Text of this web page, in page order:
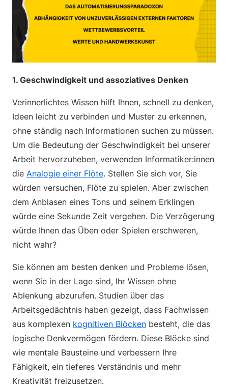
1. Geschwindigkeit und assoziatives Denken
Verinnerlichtes Wissen hilft Ihnen, schnell zu denken,
Ideen leicht zu verbinden und Muster zu erkennen,
ohne ständig nach Informationen suchen zu müssen.
Um die Bedeutung der Geschwindigkeit bei unserer
Arbeit hervorzuheben, verwenden Informatiker:innen
die Analogie einer Flöte. Stellen Sie sich vor, Sie
würden versuchen, Flöte zu spielen. Aber zwischen
dem Anblasen eines Tons und seinem Erklingen
würde eine Sekunde Zeit vergehen. Die Verzögerung
würde Ihnen das Üben oder Spielen erschweren,
nicht wahr?
Sie können am besten denken und Probleme lösen,
wenn Sie in der Lage sind, Ihr Wissen ohne
Ablenkung abzurufen. Studien über das
Arbeitsgedächtnis haben gezeigt, dass Fachwissen
aus komplexen kognitiven Blöcken besteht, die das
logische Denkvermögen fördern. Diese Blöcke sind
wie mentale Bausteine und verbessern Ihre
Fähigkeit, ein tieferes Verständnis und mehr
Kreativität freizusetzen.